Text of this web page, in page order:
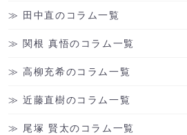
田中直のコラム一覧
関根 真悟のコラム一覧
高柳充希のコラム一覧
近藤直樹のコラム一覧
尾塚 賢太のコラム一覧